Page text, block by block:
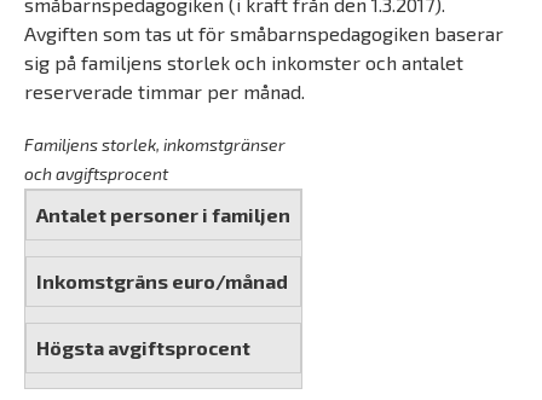
Avgiften som tas ut för småbarnspedagogiken baserar
sig på familjens storlek och inkomster och antalet
reserverade timmar per månad.
Familjens storlek, inkomstgränser
och avgiftsprocent
Antalet personer i familjen
Inkomstgräns euro/månad
Högsta avgiftsprocent